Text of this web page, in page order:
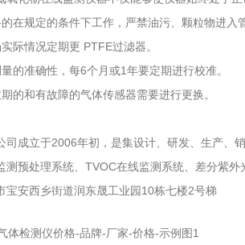
规定的条件下工作，严禁油污、颗粒物进入
情况定期更 PTFE过滤器。
准确性，每6个月或1年要定期进行校准。
和有故障的气体传感器需要进行更换。
立于2006年初，是集设计、研发、生产、
测预处理系统、TVOC在线监测系统、差分紫外
安西乡街道润东晟工业园10栋七楼2号梯